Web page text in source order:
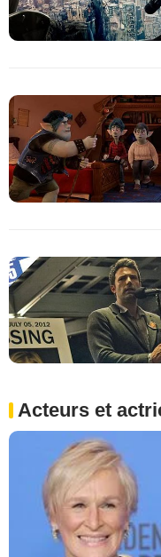
Acteurs et